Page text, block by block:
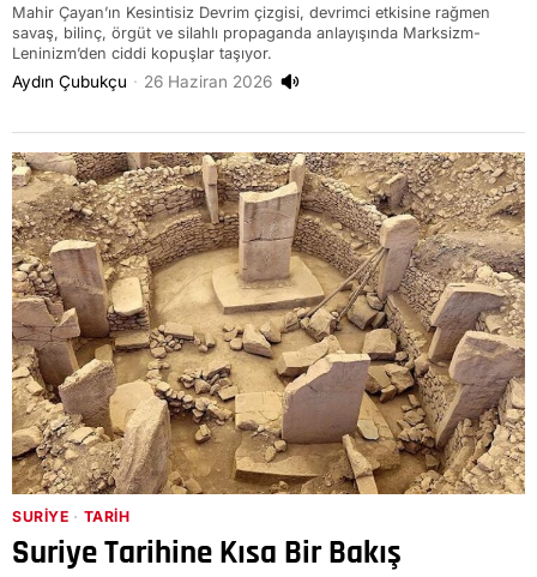
Mahir Çayan’ın Kesintisiz Devrim çizgisi, devrimci etkisine rağmen
savaş, bilinç, örgüt ve silahlı propaganda anlayışında Marksizm-
Leninizm’den ciddi kopuşlar taşıyor.
Aydın Çubukçu 26 Haziran 2026
SURIYE · TARIH
Suriye Tarihine Kısa Bir Bakış